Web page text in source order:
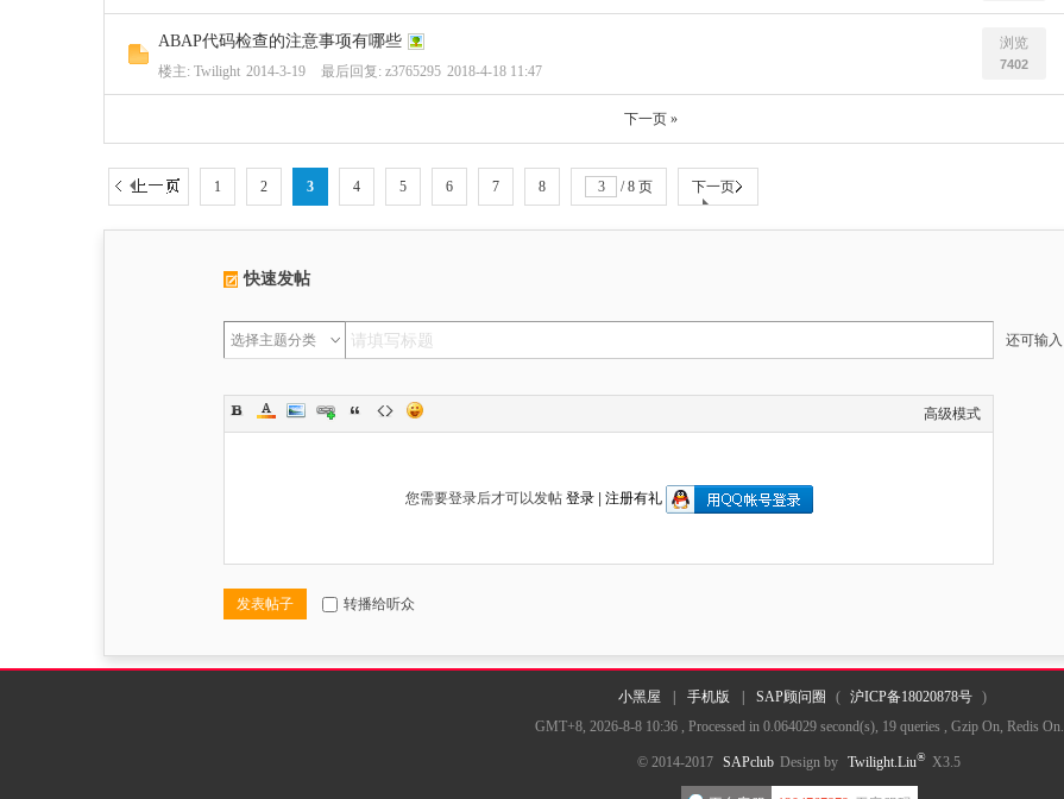
ABAP代码检查的注意事项有哪些
楼主: Twilight 2014-3-19 最后回复: z3765295 2018-4-18 11:47
浏览
7402
下一页 »
1 2 3 4 5 6 7 8 / 8 页 下一页
快速发帖
选择主题分类 还可输入
高级模式
您需要登录后才可以发帖 登录| 注册有礼
发表帖子 转播给听众
小黑屋 手机版 SAP顾问圈 ( 沪ICP备18020878号
)
GMT+8, 2026-8-8 10:36, Processed in 0.064029 second(s), 19 queries , Gzip On, Redis On.
© 2014-2017 SAPclub Design by Twilight.Liu® X3.5